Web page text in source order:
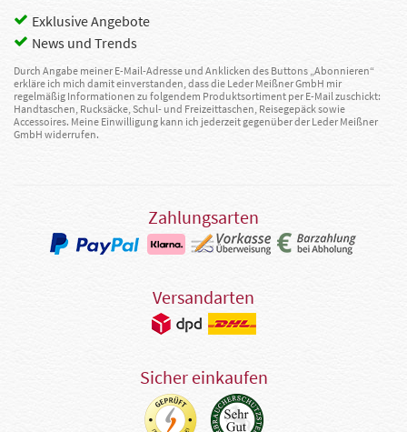
Exklusive Angebote
News und Trends
Durch Angabe meiner E-Mail-Adresse und Anklicken des Buttons „Abonnieren“
erkläre ich mich damit einverstanden, dass die Leder Meißner GmbH mir
regelmäßig Informationen zu folgendem Produktsortiment per E-Mail zuschickt:
Handtaschen, Rucksäcke, Schul- und Freizeittaschen, Reisegepäck sowie
Accessoires. Meine Einwilligung kann ich jederzeit gegenüber der Leder Meißner
GmbH widerrufen.
Zahlungsarten
Versandarten
Sicher einkaufen